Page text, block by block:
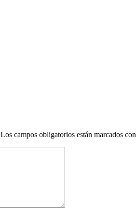
Los campos obligatorios están marcados con